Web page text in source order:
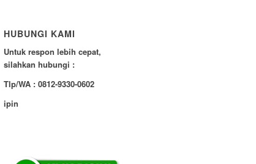
HUBUNGI KAMI
Untuk respon lebih cepat,
silahkan hubungi :
Tlp/WA : 0812-9330-0602
ipin